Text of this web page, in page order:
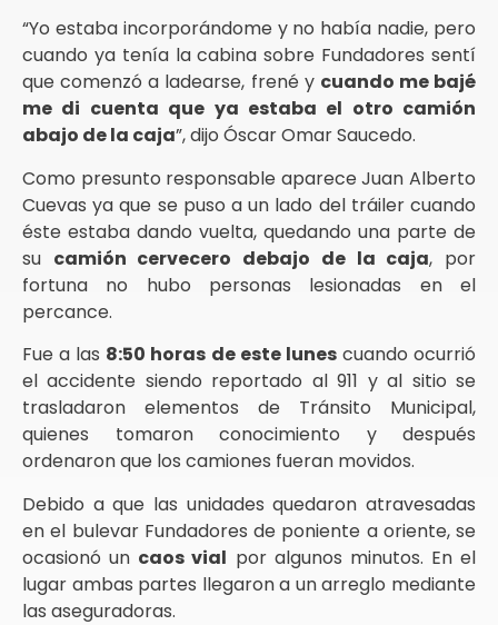
“Yo estaba incorporándome y no había nadie, pero
cuando ya tenía la cabina sobre Fundadores sentí
que comenzó a ladearse, frené y cuando me bajé
me di cuenta que ya estaba el otro camión
abajo de la caja”, dijo Óscar Omar Saucedo.
Como presunto responsable aparece Juan Alberto
Cuevas ya que se puso a un lado del tráiler cuando
éste estaba dando vuelta, quedando una parte de
su camión cervecero debajo de la caja, por
fortuna no hubo personas lesionadas en el
percance.
Fue a las 8:50 horas de este lunescuando ocurrió
el accidente siendo reportado al 911 y al sitio se
trasladaron elementos de Tránsito Municipal,
quienes tomaron conocimiento y después
ordenaron que los camiones fueran movidos.
Debido a que las unidades quedaron atravesadas
en el bulevar Fundadores de poniente a oriente, se
ocasionó un caos vial por algunos minutos. En el
lugar ambas partes llegaron a un arreglo mediante
las aseguradoras.